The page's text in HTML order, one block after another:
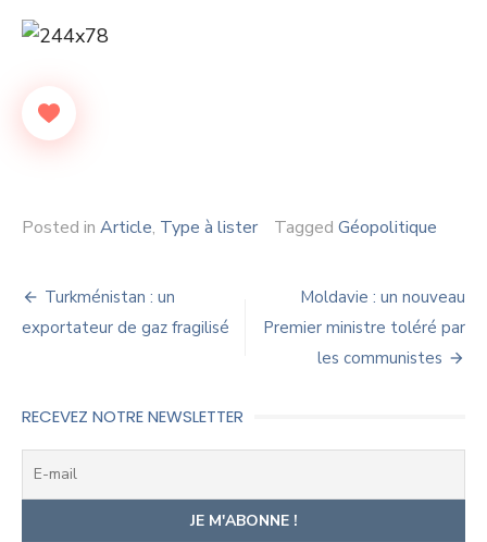
Posted in Article, Type à lister Tagged Géopolitique
Navigation
de
Turkménistan : un
exportateur de gaz fragilisé
Moldavie : un nouveau
Premier ministre toléré par
les communistes
RECEVEZ NOTRE NEWSLETTER